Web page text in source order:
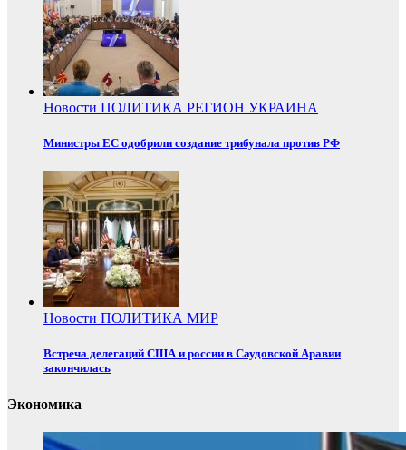
Новости ПОЛИТИКА РЕГИОН УКРАИНА
Министры ЕС одобрили создание трибунала против РФ
Новости ПОЛИТИКА МИР
Встреча делегаций США и россии в Саудовской Аравии
закончилась
Экономика